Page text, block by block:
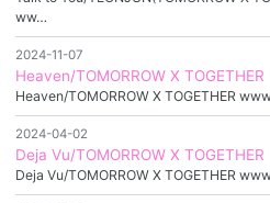
ww…
2024-11-07
Heaven/TOMORROW X TOGETHER
Heaven/TOMORROW X TOGETHER
2024-04-02
Deja Vu/TOMORROW X TOGETHER
Deja Vu/TOMORROW X TOGETHER